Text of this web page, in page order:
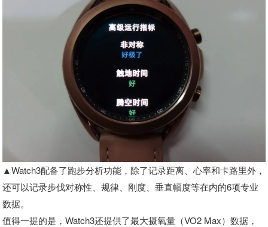
▲Watch3配备了跑步分析功能，除了记录距离、心率和卡路里外，
还可以记录步伐对称性、规律、刚度、垂直幅度等在内的6项专业
数据。
值得一提的是，Watch3还提供了最大摄氧量（VO2 Max）数据，